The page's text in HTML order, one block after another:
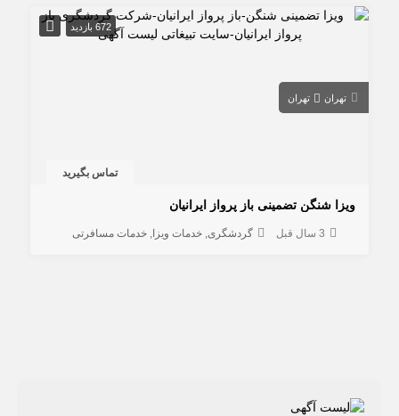
672 بازدید
تهران تهران
تماس بگیرید
ویزا شنگن تضمینی باز پرواز ایرانیان
3 سال قبل گردشگری خدمات ویزا خدمات مسافرتی